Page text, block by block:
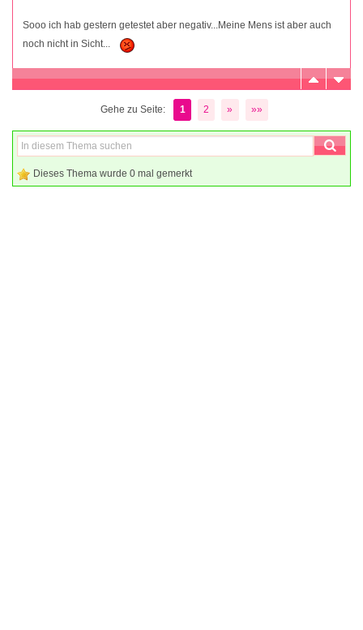
Sooo ich hab gestern getestet aber negativ...Meine Mens ist aber auch
noch nicht in Sicht...
Gehe zu Seite: 1 2 » »»
Dieses Thema wurde 0 mal gemerkt